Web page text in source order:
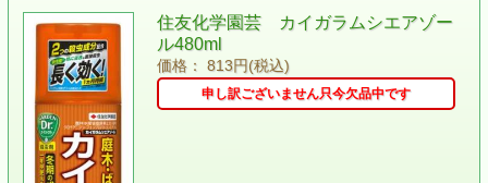
住友化学園芸 カイガラムシエアゾー
ル480ml
価格： 813円(税込)
申し訳ございません只今欠品中です